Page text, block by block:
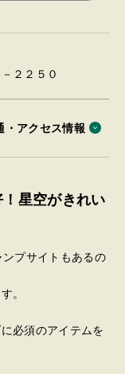
２２５０
・アクセス情報
星空がきれい
プサイトもあるの
。
必須のアイテムを